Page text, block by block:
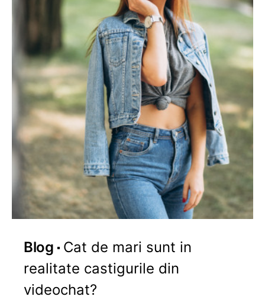
Blog
Cat de mari sunt in
realitate castigurile din
videochat?